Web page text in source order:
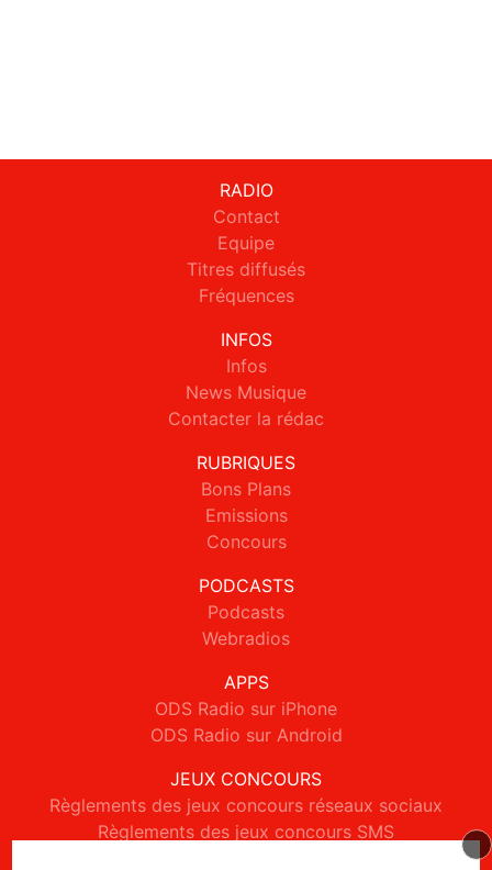
RADIO
Contact
Equipe
Titres diffusés
Fréquences
INFOS
Infos
News Musique
Contacter la rédac
RUBRIQUES
Bons Plans
Emissions
Concours
PODCASTS
Podcasts
Webradios
APPS
ODS Radio sur iPhone
ODS Radio sur Android
JEUX CONCOURS
Règlements des jeux concours réseaux sociaux
Règlements des jeux concours SMS